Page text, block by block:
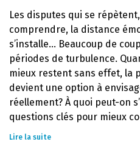
Les disputes qui se
comprendre, la distance
s’installe… Beaucoup de
périodes de turbulence.
mieux restent sans effet, la
devient une option à
réellement? À quoi peut-on
questions clés pour mieux
Lire la suite